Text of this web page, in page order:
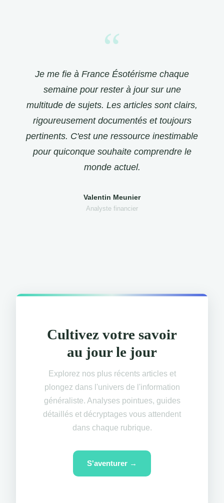
“
Je me fie à France Ésotérisme chaque
semaine pour rester à jour sur une
multitude de sujets. Les articles sont clairs,
rigoureusement documentés et toujours
pertinents. C'est une ressource inestimable
pour quiconque souhaite comprendre le
monde actuel.
Valentin Meunier
Analyste financier
Cultivez votre savoir
au jour le jour
Explorez nos plus récents articles et
plongez dans l'univers de l'information
généraliste. Analyses pointues, guides
détaillés et décryptages vous attendent
dans chaque rubrique.
S'aventurer →